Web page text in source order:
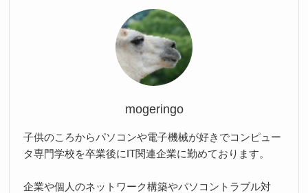
mogeringo
子供のころからパソコンや電子機械が好きでコンピュー
タ専門学校を卒業後にIT関連企業に勤めております。
企業や個人のネットワーク構築やパソコントラブル対